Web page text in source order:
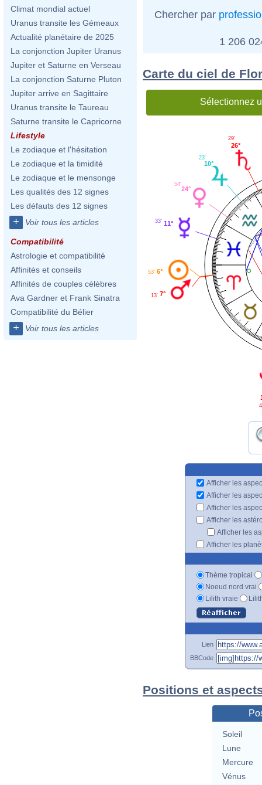
Climat mondial actuel
Uranus transite les Gémeaux
Actualité planétaire de 2025
La conjonction Jupiter Uranus
Jupiter et Saturne en Verseau
La conjonction Saturne Pluton
Jupiter arrive en Sagittaire
Uranus transite le Taureau
Saturne transite le Capricorne
Lifestyle
Le zodiaque et l'hésitation
Le zodiaque et la timidité
Le zodiaque et le mensonge
Les qualités des 12 signes
Les défauts des 12 signes
+ Voir tous les articles
Compatibilité
Astrologie et compatibilité
Affinités et conseils
Affinités de couples célèbres
Ava Gardner et Frank Sinatra
Compatibilité du Bélier
+ Voir tous les articles
Chercher par
1 206
Carte du ciel de
Sélectionnez
26°
29'
10°
23'
24°
54'
11°
33'
6°
53'
7°
13'
Afficher les
Afficher les
Afficher les
Afficher les
Afficher les
Afficher les
Thème tropical
Noeud nord vrai
Lilith vraie
Lien
BBCode
Positions et
Soleil
Lune
Mercure
Vénus